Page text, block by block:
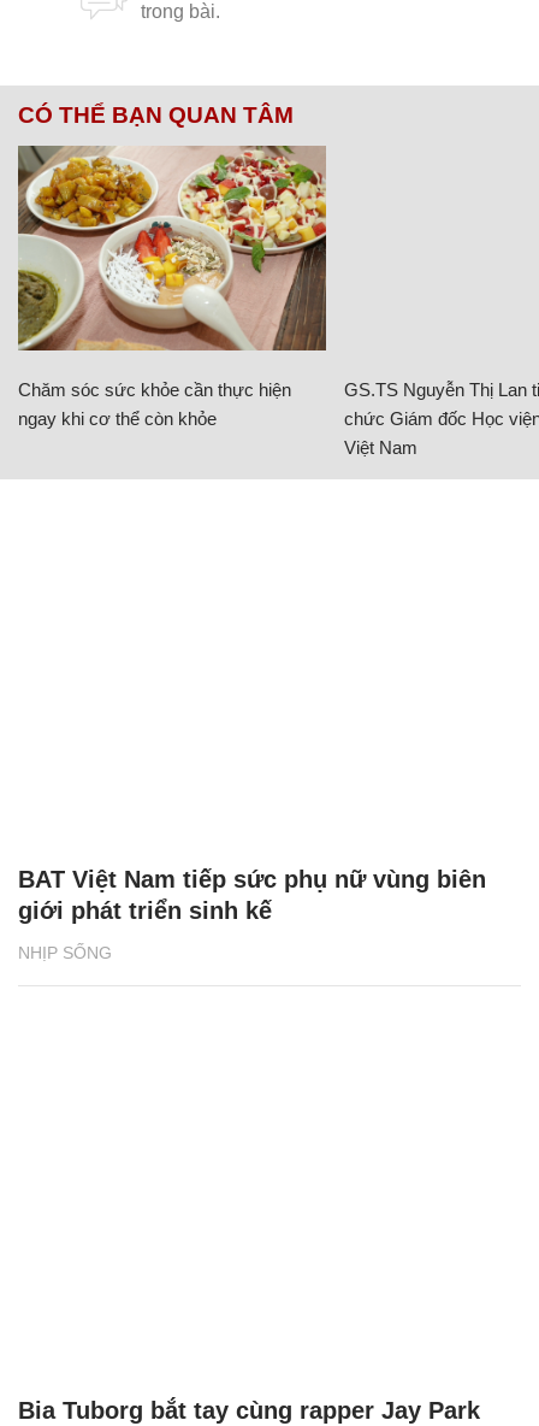
CÓ THỂ BẠN QUAN TÂM
Chăm sóc sức khỏe cần thực hiện
ngay khi cơ thể còn khỏe
GS.TS Nguyễn Thị Lan
chức Giám đốc Học
Việt Nam
NHỊP SỐNG
BAT Việt Nam tiếp sức phụ nữ vùng biên
giới phát triển sinh kế
Bia Tuborg bắt tay cùng rapper Jay Park